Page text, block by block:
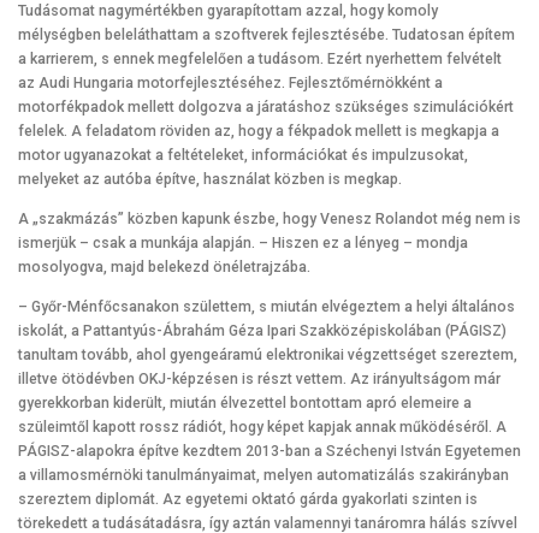
Tudásomat nagymértékben gyarapítottam azzal, hogy komoly
mélységben beleláthattam a szoftverek fejlesztésébe. Tudatosan építem
a karrierem, s ennek megfelelően a tudásom. Ezért nyerhettem felvételt
az Audi Hungaria motorfejlesztéséhez. Fejlesztőmérnökként a
motorfékpadok mellett dolgozva a járatáshoz szükséges szimulációkért
felelek. A feladatom röviden az, hogy a fékpadok mellett is megkapja a
motor ugyanazokat a feltételeket, információkat és impulzusokat,
melyeket az autóba építve, használat közben is megkap.
A „szakmázás” közben kapunk észbe, hogy Venesz Rolandot még nem is
ismerjük – csak a munkája alapján. – Hiszen ez a lényeg – mondja
mosolyogva, majd belekezd önéletrajzába.
– Győr-Ménfőcsanakon születtem, s miután elvégeztem a helyi általános
iskolát, a Pattantyús-Ábrahám Géza Ipari Szakközépiskolában (PÁGISZ)
tanultam tovább, ahol gyengeáramú elektronikai végzettséget szereztem,
illetve ötödévben OKJ-képzésen is részt vettem. Az irányultságom már
gyerekkorban kiderült, miután élvezettel bontottam apró elemeire a
szüleimtől kapott rossz rádiót, hogy képet kapjak annak működéséről. A
PÁGISZ-alapokra építve kezdtem 2013-ban a Széchenyi István Egyetemen
a villamosmérnöki tanulmányaimat, melyen automatizálás szakirányban
szereztem diplomát. Az egyetemi oktató gárda gyakorlati szinten is
törekedett a tudásátadásra, így aztán valamennyi tanáromra hálás szívvel